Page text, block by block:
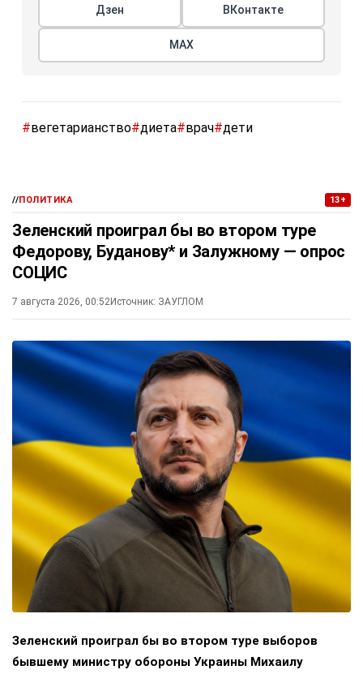
Дзен ВКонтакте
МАХ
#вегетарианство#диета#врач#дети
//ПОЛИТИКА 13+
Зеленский проиграл бы во втором туре
Федорову, Буданову* и Залужному — опрос
СОЦИС
7 августа 2026, 00:52Источник: ЗАУГЛОМ
Зеленский проиграл бы во втором туре выборов
бывшему министру обороны Украины Михаилу